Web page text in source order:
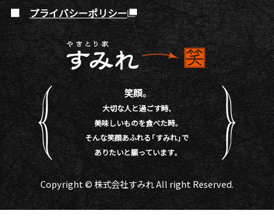
プライバシーポリシー
笑顔。
大切な人と過ごす時、
美味しいものを食べた時。
そんな笑顔あふれる「すみれ」で
ありたいと願っています。
Copyright © 株式会社すみれ All right Reserved.